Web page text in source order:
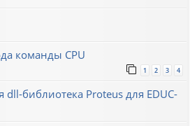
команды CPU
1 2 3 4
библиотека Proteus для EDUC-